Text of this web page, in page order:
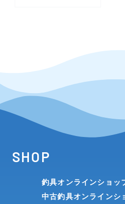
SHOP
釣具オンラインショッ
中古釣具オンラインシ